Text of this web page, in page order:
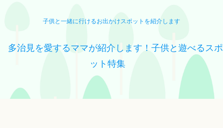
子供と一緒に行けるお出かけスポットを紹介します
多治見を愛するママが紹介します！子供と遊べるスポ
ット特集